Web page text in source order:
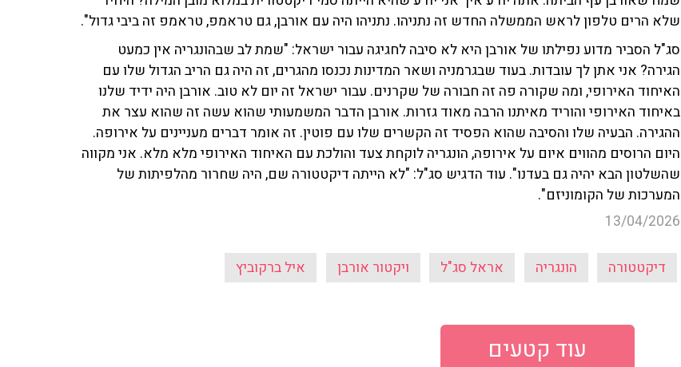
שלא הרים טלפון לראש הממשלה החדש זה נתניהו. נתניהו היה עם אורבן, גם טראמפ, טראמפ זה ביבי גדול".
סג"ל הסביר מדוע נפילתו של אורבן היא לא סיבה לחגיגה עבור ישראל: "שמת לב שבהונגריה אין כמעט
הגירה? אני אתן לך עובדות. בעוד שבגרמניה ושאר המדינות נכנסו מהגרים, זה היה גם הריב הגדול שלו עם
האיחוד האירופי, ומה שקורה פה זה חבורה של שקרנים. עבור ישראל זה יום לא טוב. אורבן היה ידיד שלנו
באיחוד האירופי והוריד מאיתנו הרבה מאוד גזרות. אורבן הדבר המשמעותי שהוא עשה זה שהוא עצר את
ההגירה. הבעיה שלו והסיבה שהוא הפסיד זה הקשרים שלו עם פוטין. זה אומר דברים מעניינים על אירופה.
היום הרוסים מהווים איום על אירופה, הונגריה לוקחת צעד והולכת עם האיחוד האירופי מלא מלא. אני מקווה
שהשלטון הבא יהיה גם בעדנו". עוד הדגיש סג"ל: "לא הייתה דיקטטורה שם, היה שחרור מהלפיתות של
המערכות של הקומוניזם".
13/04/2026
דיקטטורה הונגריה אראל סג"ל ויקטור אורבן איל ברקוביץ
עוד קטעים